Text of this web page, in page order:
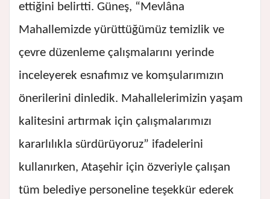
ettiğini belirtti. Güneş, “Mevlâna
Mahallemizde yürüttüğümüz temizlik ve
çevre düzenleme çalışmalarını yerinde
inceleyerek esnafımız ve komşularımızın
önerilerini dinledik. Mahallelerimizin yaşam
kalitesini artırmak için çalışmalarımızı
kararlılıkla sürdürüyoruz” ifadelerini
kullanırken, Ataşehir için özveriyle çalışan
tüm belediye personeline teşekkür ederek